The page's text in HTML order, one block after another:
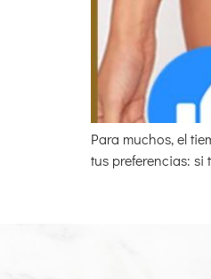
Para muchos, el
tus preferencias: